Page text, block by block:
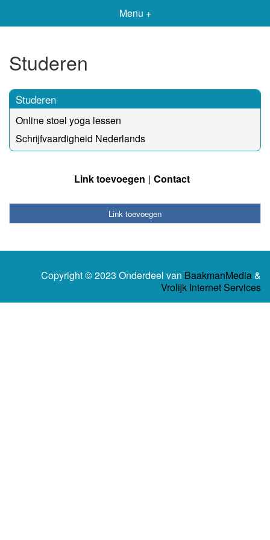
Menu +
Studeren
Studeren
Online stoel yoga lessen
Schrijfvaardigheid Nederlands
Link toevoegen Contact
Link toevoegen
Copyright © 2023 Onderdeel van BaakmanMedia&
Vrolijk Internet Services